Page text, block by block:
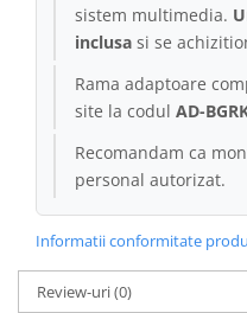
sistem multimedia.
inclusa si se
Rama adaptoare
site la codul AD-
Recomandam ca
personal autorizat.
Informatii conformitate
Review-uri(0)